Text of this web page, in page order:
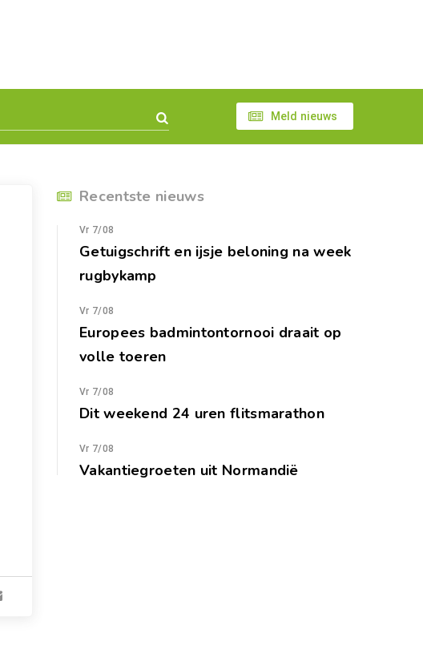
Meld nieuws
Recentste nieuws
Vr 7/08
Getuigschrift en ijsje beloning na week
rugbykamp
Vr 7/08
Europees badmintontornooi draait op
volle toeren
Vr 7/08
Dit weekend 24 uren flitsmarathon
Vr 7/08
Vakantiegroeten uit Normandië